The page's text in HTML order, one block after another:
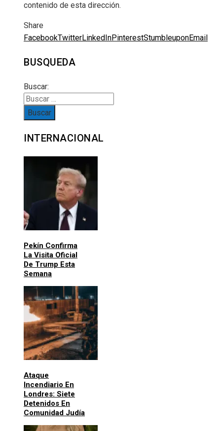
contenido de esta dirección.
Share
FacebookTwitterLinkedInPinterestStumbleuponEmail
BUSQUEDA
Buscar:
INTERNACIONAL
Pekín Confirma
La Visita Oficial
De Trump Esta
Semana
Ataque
Incendiario En
Londres: Siete
Detenidos En
Comunidad Judía